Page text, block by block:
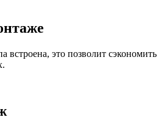
встроена, это позволит сэкономить